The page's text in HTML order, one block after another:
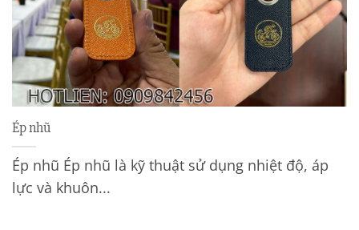
Ép nhũ
Ép nhũ Ép nhũ là kỹ thuật sử dụng nhiệt độ, áp
lực và khuôn...